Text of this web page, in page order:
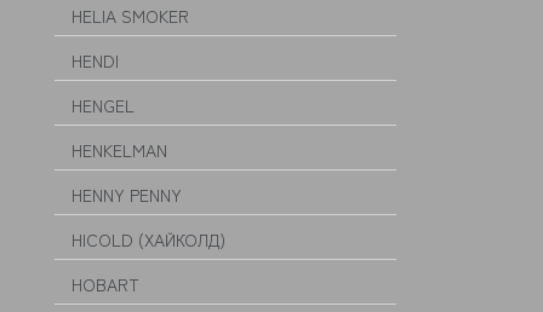
HELIA SMOKER
HENDI
HENGEL
HENKELMAN
HENNY PENNY
HICOLD (ХАЙКОЛД)
HOBART